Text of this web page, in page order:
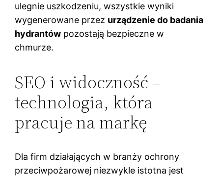
ulegnie uszkodzeniu, wszystkie wyniki
wygenerowane przez urządzenie do badania
hydrantów pozostają bezpieczne w
chmurze.
SEO i widoczność –
technologia, która
pracuje na markę
Dla firm działających w branży ochrony
przeciwpożarowej niezwykle istotna jest